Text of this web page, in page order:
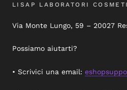
LISAP LABORATORI
Via Monte Lungo, 59 – 20027
Possiamo aiutarti?
• Scrivici una email: